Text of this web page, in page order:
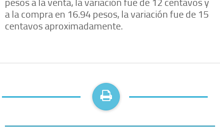
a la compra en 16.94 pesos, la variación fue de 15
centavos aproximadamente.